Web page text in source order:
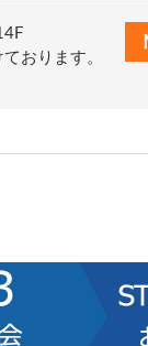
おります。